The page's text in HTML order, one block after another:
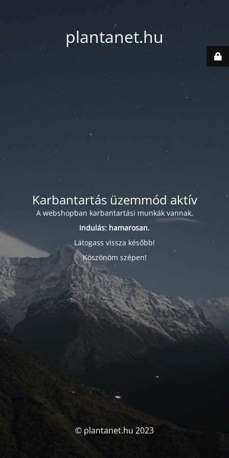
plantanet.hu
Karbantartás üzemmód aktív
A webshopban karbantartási munkák vannak.
Indulás: hamarosan.
Látogass vissza később!
Köszönöm szépen!
© plantanet.hu 2023